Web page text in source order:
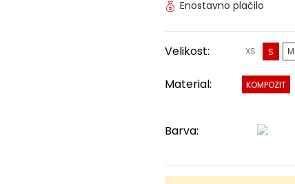
Enostavno plačilo
Velikost: XS S M
Material: KOMPOZIT
Barva: